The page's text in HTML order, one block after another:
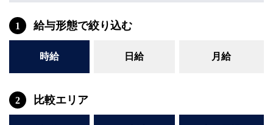
1 給与形態で絞り込む
時給 日給 月給
2 比較エリア